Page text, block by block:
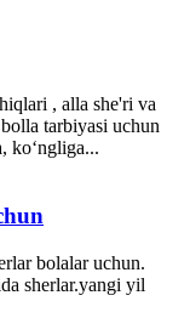
, alla she'ri va
tarbiyasi uchun
ko‘ngliga...
bolalar uchun.
sherlar.yangi yil